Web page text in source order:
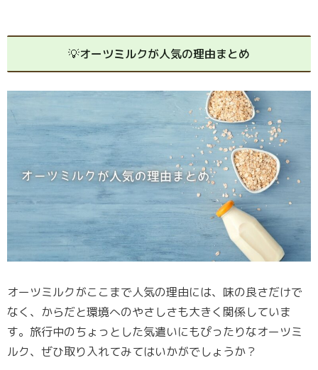
💡オーツミルクが人気の理由まとめ
オーツミルクがここまで人気の理由には、味の良さだけで
なく、からだと環境へのやさしさも大きく関係していま
す。旅行中のちょっとした気遣いにもぴったりなオーツミ
ルク、ぜひ取り入れてみてはいかがでしょうか？